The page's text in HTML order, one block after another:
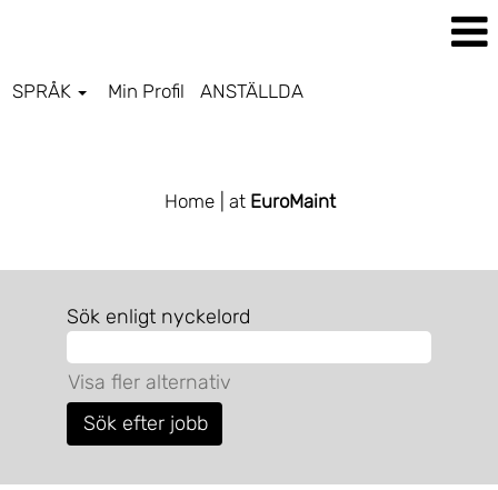
SPRÅK Min Profil ANSTÄLLDA
Home | at EuroMaint
Sök enligt nyckelord
Visa fler alternativ